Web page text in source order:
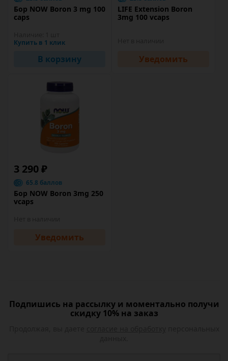
Бор NOW Boron 3 mg 100
caps
Купить в 1 клик
В корзину
LIFE Extension Boron
3mg 100 vcaps
Уведомить
3 290 ₽
65.8 баллов
Бор NOW Boron 3mg 250
vcaps
Уведомить
Подпишись на рассылку и моментально получи
скидку 10% на заказ